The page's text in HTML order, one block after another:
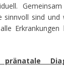
sinnvoll sind und